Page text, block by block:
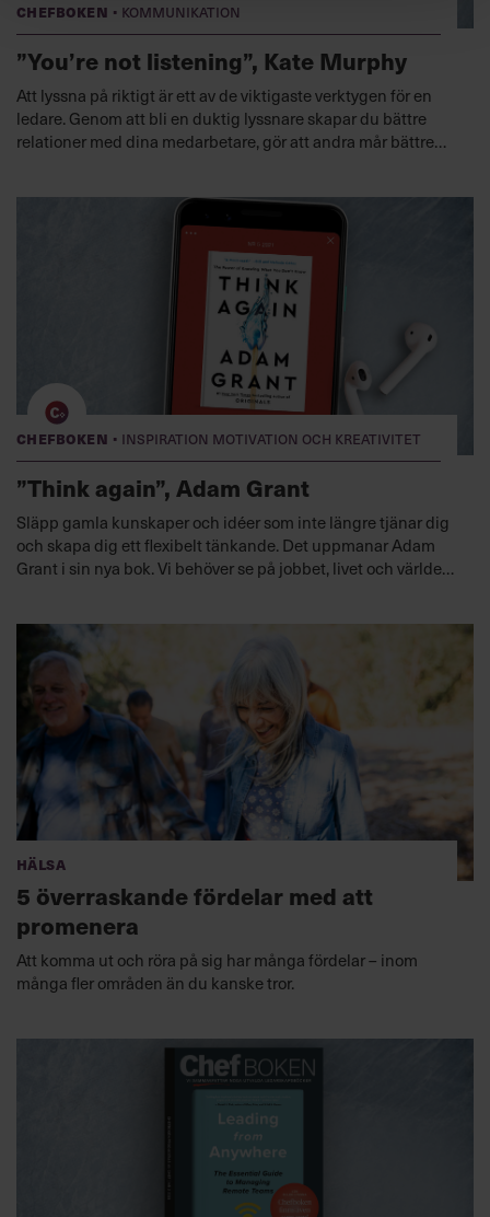
Chefboken · Kommunikation
”You’re not listening”, Kate Murphy
Att lyssna på riktigt är ett av de viktigaste verktygen för en
ledare. Genom att bli en duktig lyssnare skapar du bättre
relationer med dina medarbetare, gör att andra mår bättre
giganter inom beteendepsykologi.
Lyssna nu
Chefboken · Inspiration motivation och kreativitet
”Think again”, Adam Grant
Släpp gamla kunskaper och idéer som inte längre tjänar dig
och skapa dig ett flexibelt tänkande. Det uppmanar Adam
Grant i sin nya bok. Vi behöver se på jobbet, livet och världen
bygger på lärande och utforskande.
Hälsa
5 överraskande fördelar med att
promenera
Att komma ut och röra på sig har många fördelar – inom
många fler områden än du kanske tror.